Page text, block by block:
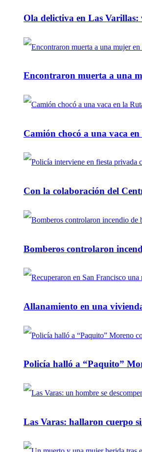
Ola delictiva en Las Varillas:
Encontraron muerta a una
Camión chocó a una vaca
Con la colaboración del
Bomberos controlaron
Allanamiento en una
Policía halló a “Paquito”
Las Varas: hallaron cuerpo